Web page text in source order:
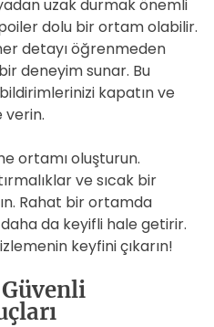
uzak durmak önemli
dolu bir ortam olabilir.
detayı öğrenmeden
deneyim sunar. Bu
kapatın ve
verin.
ortamı oluşturun.
ve sıcak bir
Rahat bir ortamda
da keyifli hale getirir.
keyfini çıkarın!